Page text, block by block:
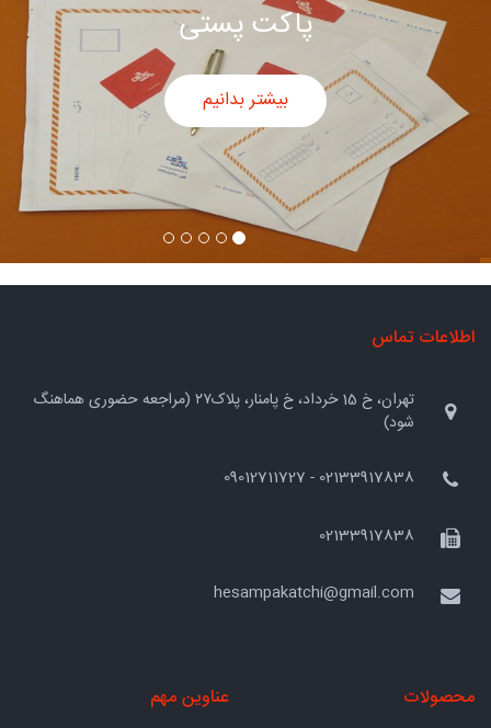
پاکت پستی
بیشتر بدانیم
اطلاعات تماس
تهران، خ 15 خرداد، خ پامنار، پلاک۲۷ (مراجعه حضوری هماهنگ
شود)
02133917838 - 09012711727
02133917838
hesampakatchi@gmail.com
محصولات عناوین مهم